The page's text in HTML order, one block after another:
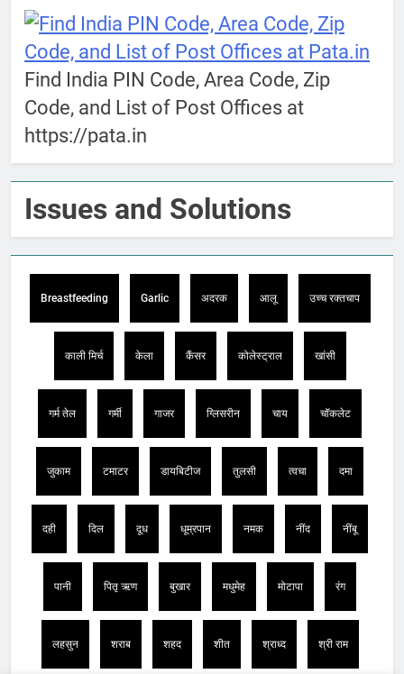
Find India PIN Code, Area Code, Zip
Code, and List of Post Offices at
https://pata.in
Issues and Solutions
Breastfeeding Garlic अदरक आलू उच्च रक्तचाप
काली मिर्च केला कैंसर कोलेस्ट्राल खांसी
गर्म तेल गर्मी गाजर ग्लिसरीन चाय चॉकलेट
जुकाम टमाटर डायबिटीज तुलसी त्वचा दमा
दही दिल दूध धूम्रपान नमक नींद नींबू
पानी पितृ ऋण बुखार मधुमेह मोटापा रंग
लहसुन शराब शहद शीत श्राध्द श्री राम